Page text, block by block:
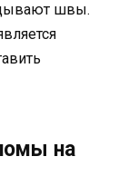
швы.
на